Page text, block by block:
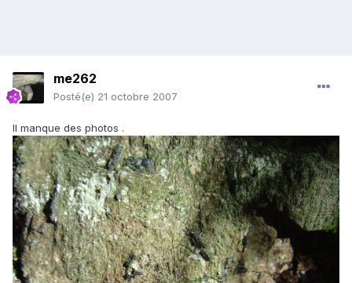
me262
Posté(e) 21 octobre 2007
Il manque des photos .